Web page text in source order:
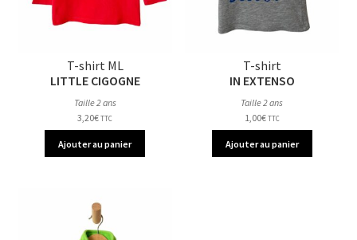
T-shirt ML
LITTLE CIGOGNE
Taille 2 ans
3,20€ TTC
Ajouter au panier
T-shirt
IN EXTENSO
Taille 2 ans
1,00€ TTC
Ajouter au panier